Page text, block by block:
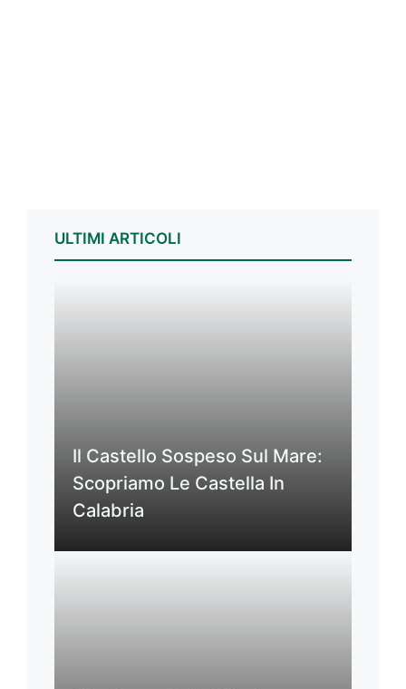
ULTIMI ARTICOLI
Il Castello Sospeso Sul Mare:
Scopriamo Le Castella In
Calabria